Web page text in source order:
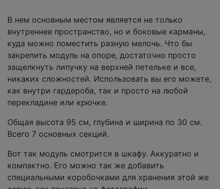
В нем основным местом является не только
внутреннее пространство, но и боковые карманы,
куда можно поместить разную мелочь. Что бы
закрепить модуль на опоре, достаточно просто
защелкнуть липучку на верхней петельке и все,
никаких сложностей. Использовать вы его можете,
как внутри гардероба, так и просто на любой
перекладине или крючке.
Общая высота 95 см, глубина и ширина по 30 см.
Всего 7 основных секций.
Вот так модуль смотрится в шкафу. Аккуратно и
компактно. Его можно так же добавить
специальными коробочками для хранения этой же